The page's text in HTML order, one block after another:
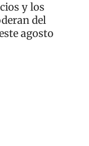
y los
del
agosto